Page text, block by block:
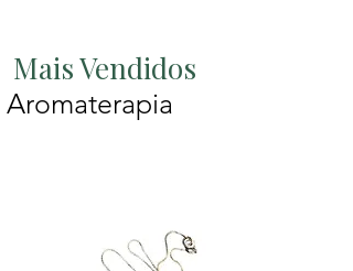
Mais Vendidos
Aromaterapia